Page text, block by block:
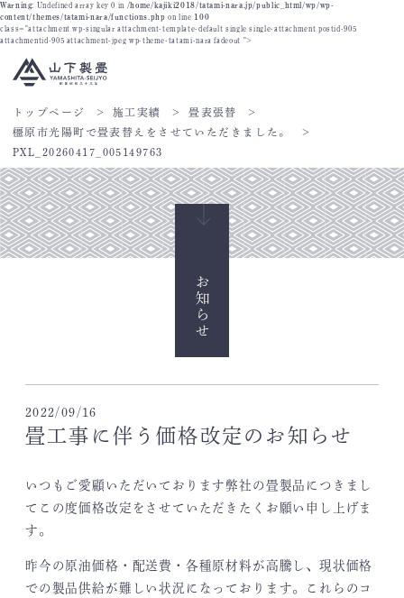
Warning: Undefined array key 0 in /home/kajiki2018/tatami-nara.jp/public_html/wp/wp-
content/themes/tatami-nara/functions.php on line 100
class="attachment wp-singular attachment-template-default single single-attachment postid-905
attachmentid-905 attachment-jpeg wp-theme-tatami-nara fadeout ">
トップページ 施工実績
畳表張替
橿原市光陽町で畳表替えをさせていただきました。
PXL_20260417_005149763
お知らせ
2022/09/16
畳工事に伴う価格改定のお知らせ
いつもご愛顧いただいております弊社の畳製品につきまし
てこの度価格改定をさせていただきたくお願い申し上げま
す。
昨今の原油価格・配送費・各種原材料が高騰し、現状価格
での製品供給が難しい状況になっております。これらのコ